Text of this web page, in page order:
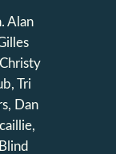
Alan
Tri
Dan